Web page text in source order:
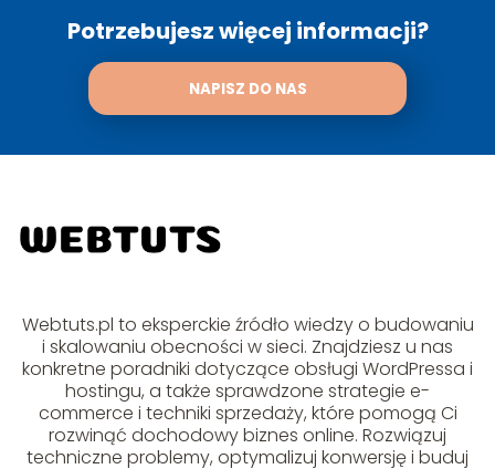
Potrzebujesz więcej informacji?
NAPISZ DO NAS
Webtuts.pl to eksperckie źródło wiedzy o budowaniu
i skalowaniu obecności w sieci. Znajdziesz u nas
konkretne poradniki dotyczące obsługi WordPressa i
hostingu, a także sprawdzone strategie e-
commerce i techniki sprzedaży, które pomogą Ci
rozwinąć dochodowy biznes online. Rozwiązuj
techniczne problemy, optymalizuj konwersję i buduj